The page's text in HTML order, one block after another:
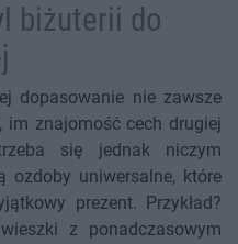
biżuterii do
dopasowanie nie zawsze
im znajomość cech drugiej
się jednak niczym
ozdoby uniwersalne, które
prezent. Przykład?
z ponadczasowym